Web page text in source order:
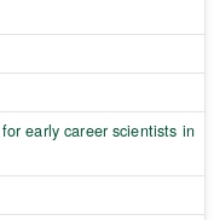
early career scientists in